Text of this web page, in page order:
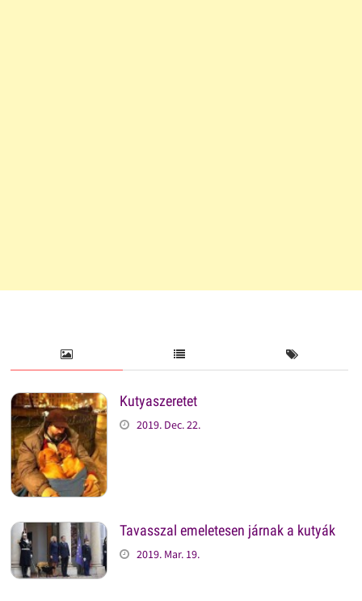
Kutyaszeretet
2019. Dec. 22.
Tavasszal emeletesen járnak a kutyák
2019. Mar. 19.